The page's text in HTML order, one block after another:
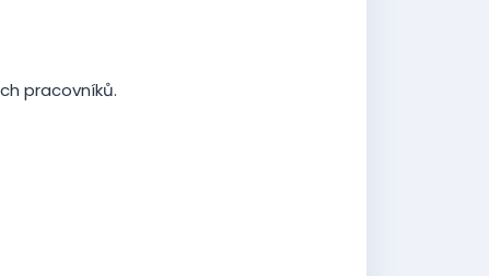
pracovníků.